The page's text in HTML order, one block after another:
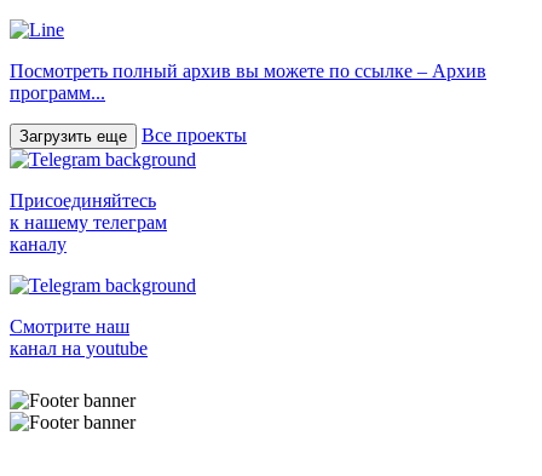
Посмотреть полный архив вы можете по ссылке – Архив
программ...
Загрузить еще Все проекты
Присоединяйтесь
к нашему телеграм
каналу
Смотрите наш
канал на youtube